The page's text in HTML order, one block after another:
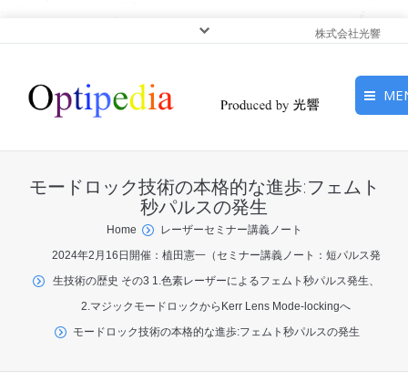
株式会社光響
ピックアップ
光応用・アプリケーショ
ン
モードロック技術の本格的な進歩:フェムト
秒パルスの発生
You are here:Home
レーザーセミナー講義ノート
2024年2月16日開催：植田憲一（セミナー講義ノート：短パルス発
生技術の歴史 その3 1.色素レーザーによるフェムト秒パルス発生、
2.マジックモードロックからKerr Lens Mode-lockingへ
モードロック技術の本格的な進歩:フェムト秒パルスの発生